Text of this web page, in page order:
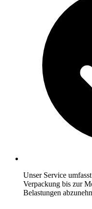
Unser Service
Verpackung bis zur
Belastungen